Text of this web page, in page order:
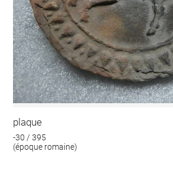
plaque
-30 / 395
(époque romaine)